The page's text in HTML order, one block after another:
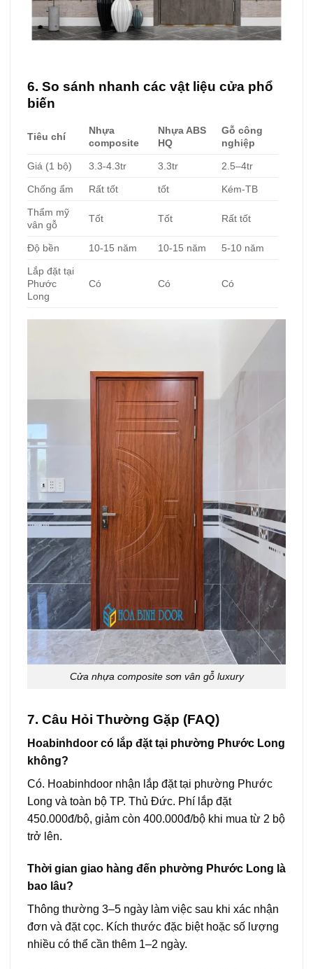
6. So sánh nhanh các vật liệu cửa phổ
biến
Tiêu chí
Nhựa
composite
Nhựa ABS
HQ
Gỗ công
nghiệp
Giá (1 bộ) 3.3-4.3tr 3.3tr 2.5–4tr
Chống ẩm Rất tốt tốt Kém-TB
Thẩm mỹ
vân gỗ
Tốt Tốt Rất tốt
Độ bền 10-15 năm 10-15 năm 5-10 năm
Lắp đặt tại
Phước
Long
Có Có Có
Cửa nhựa composite sơn vân gỗ luxury
7. Câu Hỏi Thường Gặp (FAQ)
Hoabinhdoor có lắp đặt tại phường Phước Long
không?
Có. Hoabinhdoor nhận lắp đặt tại phường Phước
Long và toàn bộ TP. Thủ Đức. Phí lắp đặt
450.000đ/bộ, giảm còn 400.000đ/bộ khi mua từ 2 bộ
trở lên.
Thời gian giao hàng đến phường Phước Long là
bao lâu?
Thông thường 3–5 ngày làm việc sau khi xác nhận
đơn và đặt cọc. Kích thước đặc biệt hoặc số lượng
nhiều có thể cần thêm 1–2 ngày.